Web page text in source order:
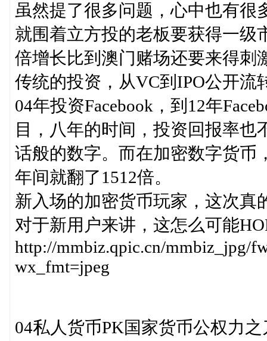
虽然提了很多问题，心中也有很
就围着立方投的老板要获得一级
倍增长比到澳门赌场还要来得刺
传统的投资，从VC到IPO公开流
04年投资Facebook，到12年
目，八年的时间，投资回报率也
话般的数字。而在加密数字货币
年间就翻了1512倍。
新入场的加密货币玩家，这次真
对于新用户来讲，这怎么可能
http://mmbiz.qpic.cn/mmbiz_jpg/
wx_fmt=jpeg
04私人货币PK国家货币公权力